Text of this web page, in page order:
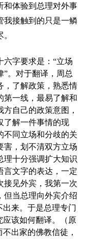
和体验到总理对外事
我接触到的只是一鳞
六字要求是：“立场
。对于翻译，周总
，了解政策，熟悉情
第一线，最易了解和
自己的政策意图，
了解一件事情的现
不同立场和分歧的关
害，划不清双方立场
理十分强调扩大知识
言文字的表达，一定
接见外宾，我第一次
但当总理向外宾介绍
出来。于是总理专门
应该如何翻译。（原
出家的佛教信徒，